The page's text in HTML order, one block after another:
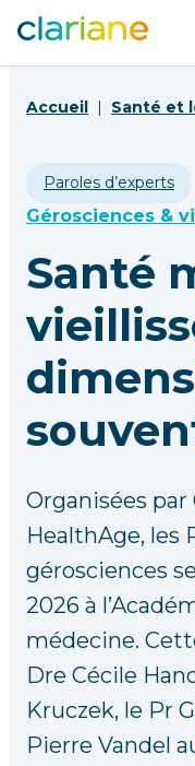
Accueil Santé et
Paroles d’experts
Gérosciences &
Santé
Organisées par
HealthAge, les
gérosciences
2026 à
médecine.
Dre Cécile
Kruczek, le Pr
Pierre Vandel